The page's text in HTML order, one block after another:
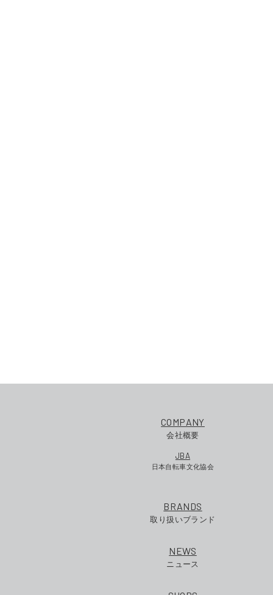
COMPANY
会社概要
JBA
日本自転車文化協会
BRANDS
取り扱いブランド
NEWS
ニュース